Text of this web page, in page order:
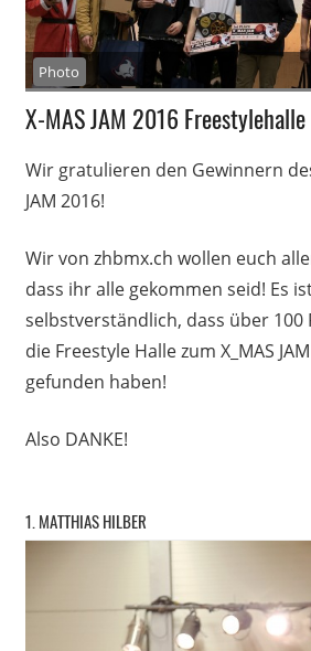
Photo
X-MAS JAM 2016
Wir gratulieren den Gewinnern
JAM 2016!
Wir von zhbmx.ch wollen euch
dass ihr alle gekommen seid! Es
selbstverständlich, dass über 100
die Freestyle Halle zum X_MAS
gefunden haben!
Also DANKE!
1. MATTHIAS HILBER